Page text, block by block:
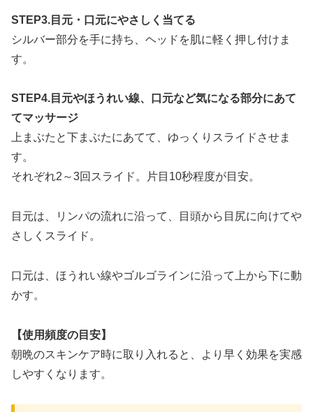
STEP3.目元・口元にやさしく当てる
シルバー部分を手に持ち、ヘッドを肌に軽く押し付けま
す。
STEP4.目元やほうれい線、口元など気になる部分にあて
てマッサージ
上まぶたと下まぶたにあてて、ゆっくりスライドさせま
す。
それぞれ2～3回スライド。片目10秒程度が目安。
目元は、リンパの流れに沿って、目頭から目尻に向けてや
さしくスライド。
口元は、ほうれい線やゴルゴラインに沿って上から下に動
かす。
【使用頻度の目安】
朝晩のスキンケア時に取り入れると、より早く効果を実感
しやすくなります。